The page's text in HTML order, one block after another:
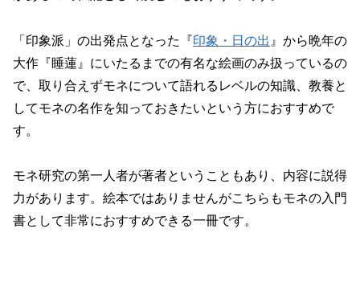
「印象派」の出発点となった『印象・日の出 』から晩年の
大作『睡蓮』にいたるまでの有名な絵画のみ扱っているの
で、取り合えずモネについて語れるレベルの知識、教養と
してモネの名作を知っておきたいという方におすすめで
す。
モネ研究の第一人者が著者ということもあり、内容に説得
力があります。絵本ではありませんがこちらもモネの入門
書として非常におすすめできる一冊です。